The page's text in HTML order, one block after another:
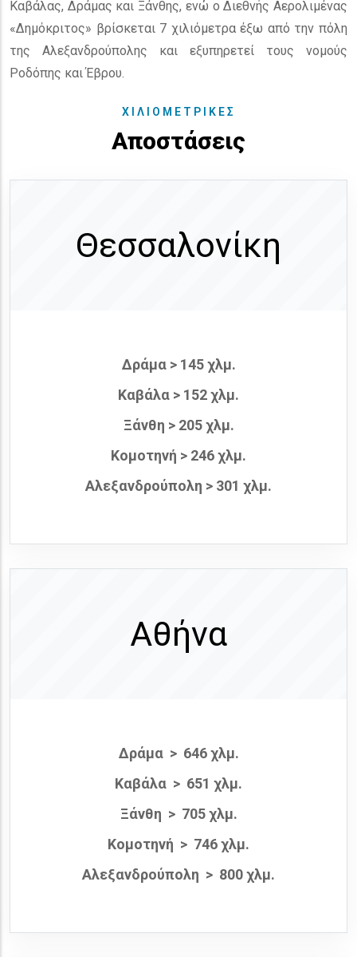
Καβάλας, Δράμας και Ξάνθης, ενώ ο Διεθνής Αερολιμένας
«Δημόκριτος» βρίσκεται 7 χιλιόμετρα έξω από την πόλη
της Αλεξανδρούπολης και εξυπηρετεί τους νομούς
Ροδόπης και Έβρου.
ΧΙΛΙΟΜΕΤΡΙΚΕΣ
Αποστάσεις
Θεσσαλονίκη
Δράμα > 145 χλμ.
Καβάλα > 152 χλμ.
Ξάνθη > 205 χλμ.
Κομοτηνή > 246 χλμ.
Αλεξανδρούπολη > 301 χλμ.
Αθήνα
Δράμα > 646 χλμ.
Καβάλα > 651 χλμ.
Ξάνθη > 705 χλμ.
Κομοτηνή > 746 χλμ.
Αλεξανδρούπολη > 800 χλμ.